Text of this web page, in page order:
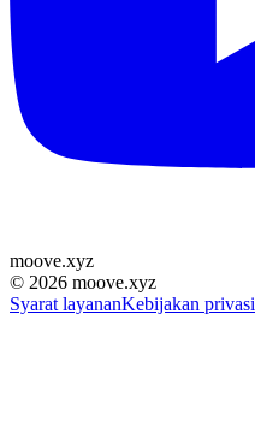
moove.xyz
© 2026 moove.xyz
Syarat layananKebijakan privasi